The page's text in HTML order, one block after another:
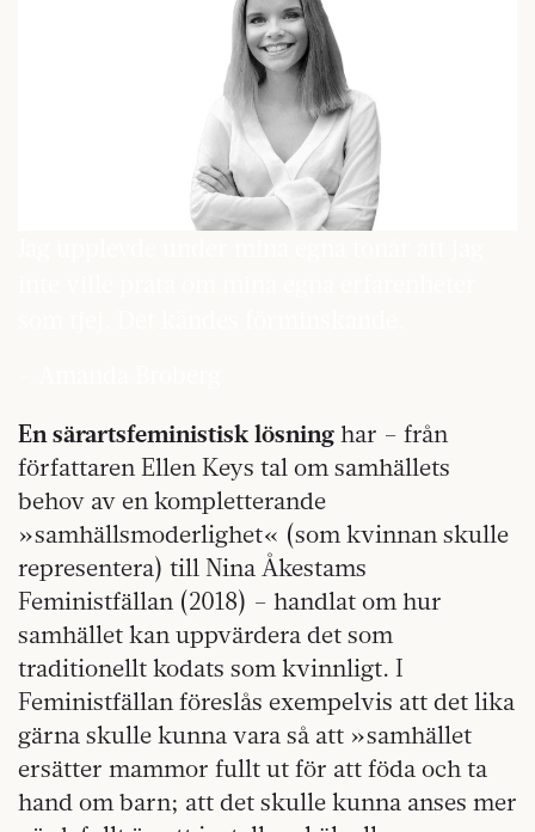
En särartsfeministisk lösning har – från
författaren Ellen Keys tal om samhällets
behov av en kompletterande
»samhällsmoderlighet« (som kvinnan skulle
representera) till Nina Åkestams
Feministfällan (2018) – handlat om hur
samhället kan uppvärdera det som
traditionellt kodats som kvinnligt. I
Feministfällan föreslås exempelvis att det lika
gärna skulle kunna vara så att »samhället
ersätter mammor fullt ut för att föda och ta
hand om barn; att det skulle kunna anses mer